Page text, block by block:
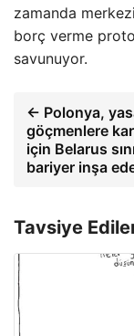
zamanda
borç verme
savunuyor.
← Polonya,
göçmenlere
için Belarus
bariyer inşa
Tavsiye